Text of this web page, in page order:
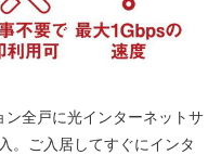
ン全戸に光インターネットサ
。ご入居してすぐにインタ